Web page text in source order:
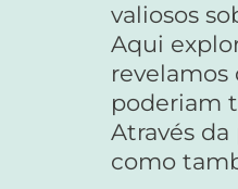
valiosos
Aqui
revelamos
poderiam
Através
como